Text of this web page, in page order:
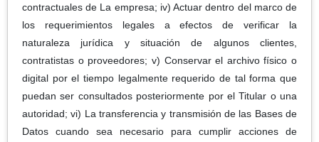
contractuales de La empresa; iv) Actuar dentro del marco de
los requerimientos legales a efectos de verificar la
naturaleza jurídica y situación de algunos clientes,
contratistas o proveedores; v) Conservar el archivo físico o
digital por el tiempo legalmente requerido de tal forma que
puedan ser consultados posteriormente por el Titular o una
autoridad; vi) La transferencia y transmisión de las Bases de
Datos cuando sea necesario para cumplir acciones de